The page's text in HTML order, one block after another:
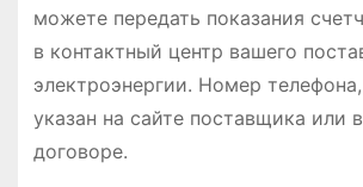
можете передать показания
в контактный центр вашего
электроэнергии. Номер
указан на сайте поставщика или
договоре.